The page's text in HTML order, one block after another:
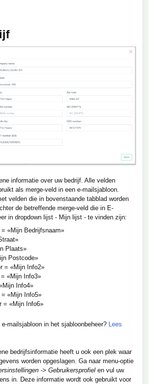
informatie over uw bedrijf. Alle velden
als merge-veld in een e-mailsjabloon.
velden die in bovenstaande tabblad worden
de betreffende merge-veld die in E-
in dropdown lijst - Mijn lijst - te vinden zijn:
= «Mijn Bedrijfsnaam»
Plaats»
Postcode»
= «Mijn Info2»
«Mijn Info3»
Info4»
«Mijn Info5»
= «Mijn Info6»
mailsjabloon in het sjabloonbeheer? Lees
bedrijfsinformatie heeft u ook een plek waar
worden opgeslagen. Ga naar menu-optie
-> Gebruikersprofiel en vul uw
in. Deze informatie wordt ook gebruikt voor